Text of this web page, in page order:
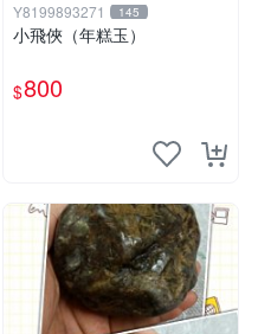
Y8199893271 145
小飛俠（年糕玉）
$800